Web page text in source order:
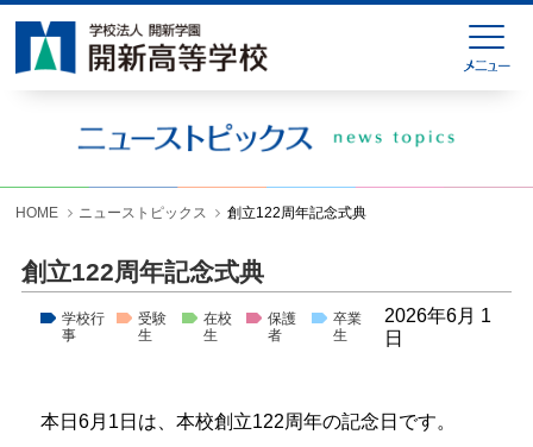
HOME ニューストピックス 創立122周年記念式典
創立122周年記念式典
学校行
事
受験
生
在校
生
保護
者
卒業
生
2026年6月 1
日
本日6月1日は、本校創立122周年の記念日です。
HOME
緊急連絡
ニューストピックス
学校生活
入試情報